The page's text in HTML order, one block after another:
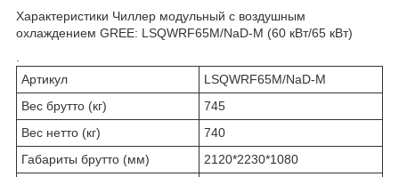
Характеристики Чиллер модульный с воздушным
охлаждением GREE: LSQWRF65M/NaD-M (60 кВт/65 кВт)
Артикул
LSQWRF65M/NaD-M
Вес брутто (кг)
745
Вес нетто (кг)
740
Габариты брутто (мм)
2120*2230*1080